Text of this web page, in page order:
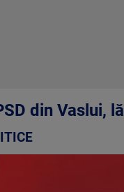
din Vaslui,